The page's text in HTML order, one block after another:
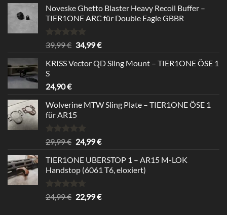
Noveske Ghetto Blaster Heavy Recoil Buffer –
TIER1ONE ARC für Double Eagle GBBR
Rated5.00
out of 5
39,99€ Original
was:
34,99€Current
is:
KRISS Vector QD Sling Mount – TIER1ONE ÖSE 1
S
24,90€
Wolverine MTW Sling Plate – TIER1ONE ÖSE 1
für AR15
Rated5.00
out of 5
29,99€ Original
was:
29,99 €.
24,99€Current
is:
24,99 €.
TIER1ONE UBERSTOP 1 – AR15 M-LOK
Handstop (6061 T6, eloxiert)
Rated4.67
out of 5
24,99€ Original
22,99€Current